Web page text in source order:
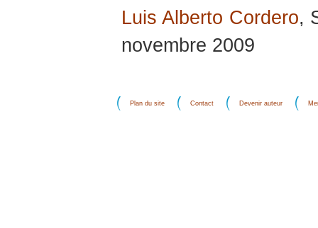
Luis Alberto Cordero,
novembre 2009
Plan du site Contact Devenir auteur